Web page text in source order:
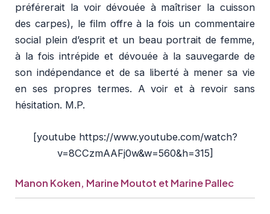
préférerait la voir dévouée à maîtriser la cuisson
des carpes), le film offre à la fois un commentaire
social plein d’esprit et un beau portrait de femme,
à la fois intrépide et dévouée à la sauvegarde de
son indépendance et de sa liberté à mener sa vie
en ses propres termes. A voir et à revoir sans
hésitation. M.P.
[youtube https://www.youtube.com/watch?
v=8CCzmAAFj0w&w=560&h=315]
Manon Koken, Marine Moutot et Marine Pallec